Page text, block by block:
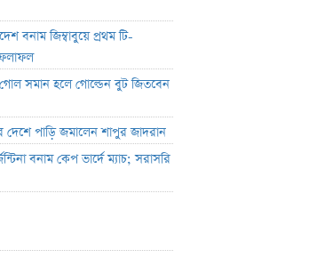
বনাম জিম্বাবুয়ে প্রথম টি-
সমান হলে গোল্ডেন বুট জিতবেন
দেশে পাড়ি জমালেন শাপুর জাদরান
বনাম কেপ ভার্দে ম্যাচ; সরাসরি